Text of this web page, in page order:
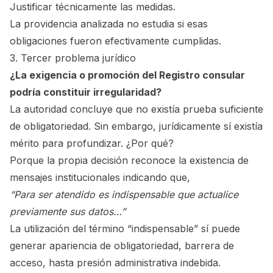
Justificar técnicamente las medidas.
La providencia analizada no estudia si esas
obligaciones fueron efectivamente cumplidas.
3. Tercer problema jurídico
¿La exigencia o promoción del Registro consular
podría constituir irregularidad?
La autoridad concluye que no existía prueba suficiente
de obligatoriedad. Sin embargo, jurídicamente sí existía
mérito para profundizar. ¿Por qué?
Porque la propia decisión reconoce la existencia de
mensajes institucionales indicando que,
“Para ser atendido es indispensable que actualice
previamente sus datos…”
La utilización del término “indispensable” sí puede
generar apariencia de obligatoriedad, barrera de
acceso, hasta presión administrativa indebida.